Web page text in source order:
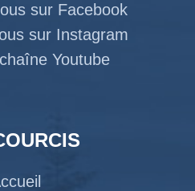
sur Facebook
sur Instagram
Youtube